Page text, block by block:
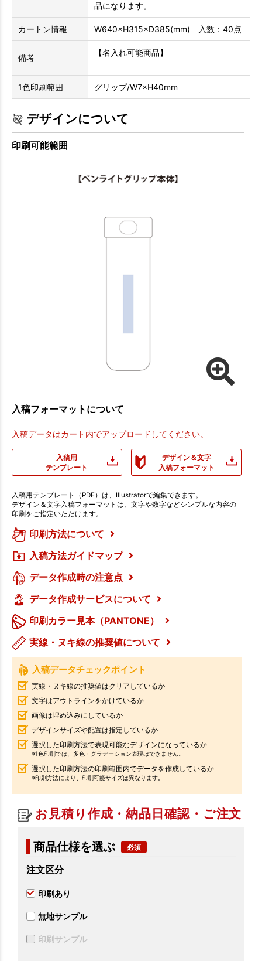
品になります。
カートン情報 W640×H315×D385(mm) 入数：40点
備考
【名入れ可能商品】
1色印刷範囲 グリップ/W7×H40mm
デザインについて
印刷可能範囲
入稿フォーマットについて
入稿データはカート内でアップロードしてください。
入稿用
テンプレート
デザイン＆文字
入稿フォーマット
入稿用テンプレート（PDF）は、Illustratorで編集できます。
デザイン＆文字入稿フォーマットは、文字や数字などシンプルな内容の
印刷をご指定いただけます。
印刷方法について
入稿方法ガイドマップ
データ作成時の注意点
データ作成サービスについて
印刷カラー見本（PANTONE）
実線・ヌキ線の推奨値について
入稿データチェックポイント
実線・ヌキ線の推奨値はクリアしているか
文字はアウトラインをかけているか
画像は埋め込みにしているか
デザインサイズや配置は指定しているか
選択した印刷方法で表現可能なデザインになっているか
※1色印刷では、多色・グラデーション表現はできません。
選択した印刷方法の印刷範囲内でデータを作成しているか
※印刷方法により、印刷可能サイズは異なります。
お見積り作成・納品日確認・ご注文
商品仕様を選ぶ
注文区分
印刷あり
無地サンプル
印刷サンプル